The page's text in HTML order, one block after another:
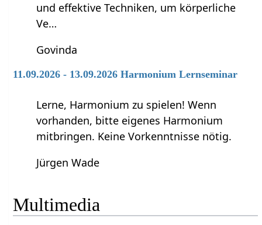
und effektive Techniken, um körperliche
Ve…
Govinda
11.09.2026 - 13.09.2026 Harmonium Lernseminar
Lerne, Harmonium zu spielen! Wenn
vorhanden, bitte eigenes Harmonium
mitbringen. Keine Vorkenntnisse nötig.
Jürgen Wade
Multimedia